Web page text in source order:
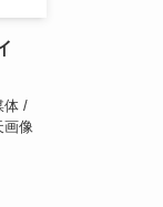
体 /
画像